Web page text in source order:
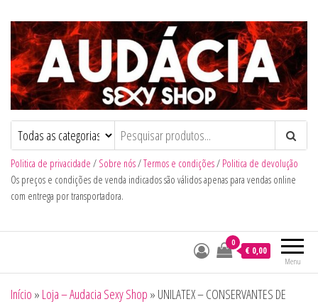
Audacia Sexy Shop
Politica de privacidade / Sobre nós/Termos e condições/ Politica de devolução
Os preços e condições de venda indicados são válidos apenas para vendas online
com entrega por transportadora.
Menu
0
€ 0,00
Início » Loja – Audacia Sexy Shop » UNILATEX – CONSERVANTES DE